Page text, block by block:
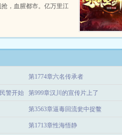
抢，血腥都市。亿万里江
最美的菇凉，最烈的酒，
第1774章六名传承者
警开始 第999章汉川的宣传片上了
第3563章逼毒回流瓮中捉鳖
第1713章性海悟静